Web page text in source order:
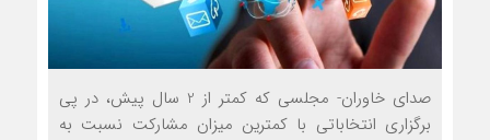
صدای خاوران- مجلسي كه كمتر از 2 سال پيش، در پي
برگزاري انتخاباتي با كمترين ميزان مشاركت نسبت به